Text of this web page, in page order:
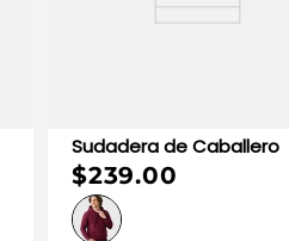
acompañarte en cualquierSudadera de Caballero
$239.00